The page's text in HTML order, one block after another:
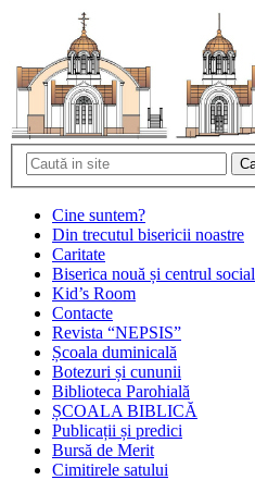
Cine suntem?
Din trecutul bisericii noastre
Caritate
Biserica nouă și centrul social
Kid’s Room
Contacte
Revista “NEPSIS”
Școala duminicală
Botezuri și cununii
Biblioteca Parohială
ȘCOALA BIBLICĂ
Publicații și predici
Bursă de Merit
Cimitirele satului